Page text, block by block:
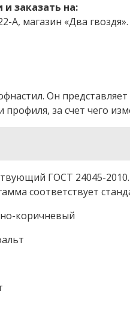
заказать на:
А, магазин «Два гвоздя».
Он
за счет чего
ГОСТ 24045-
соответствует